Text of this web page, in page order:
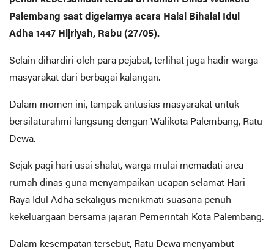
Palembang saat digelarnya acara Halal Bihalal Idul
Adha 1447 Hijriyah, Rabu (27/05).
Selain dihardiri oleh para pejabat, terlihat juga hadir warga
masyarakat dari berbagai kalangan.
Dalam momen ini, tampak antusias masyarakat untuk
bersilaturahmi langsung dengan Walikota Palembang, Ratu
Dewa.
Sejak pagi hari usai shalat, warga mulai memadati area
rumah dinas guna menyampaikan ucapan selamat Hari
Raya Idul Adha sekaligus menikmati suasana penuh
kekeluargaan bersama jajaran Pemerintah Kota Palembang.
Dalam kesempatan tersebut, Ratu Dewa menyambut